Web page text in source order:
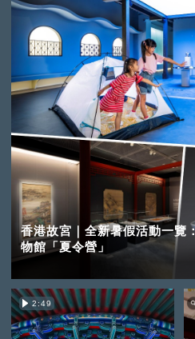
香港故宮｜全新暑假活動一覽
物館「夏令營」
2:49